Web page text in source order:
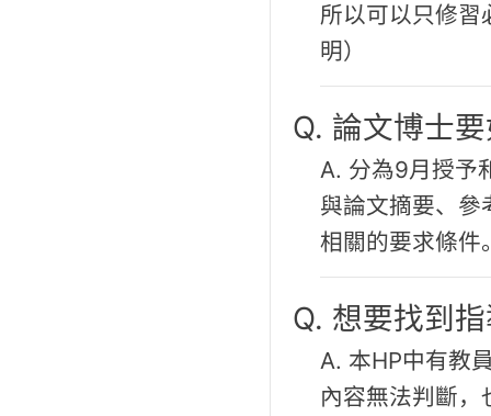
所以可以只修習
明）
Q. 論文博士
A. 分為9月授予
與論文摘要、參
相關的要求條件
Q. 想要找到
A. 本HP中有教
內容無法判斷